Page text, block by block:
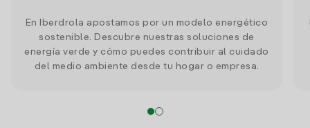
En Iberdrola apostamos por un modelo energético
sostenible. Descubre nuestras soluciones de
energía verde y cómo puedes contribuir al cuidado
del medio ambiente desde tu hogar o empresa.